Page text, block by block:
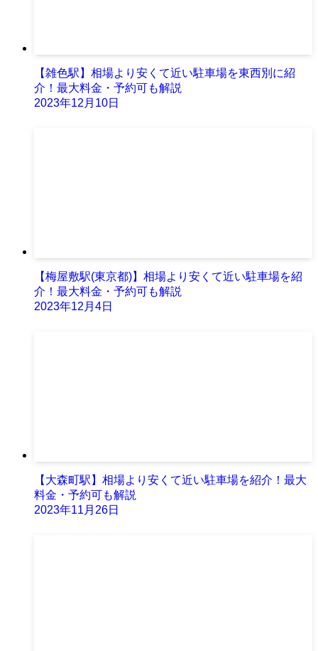
【雑色駅】相場より安くて近い駐車場を東西別に紹
介！最大料金・予約可も解説
2023年12月10日
【梅屋敷駅(東京都)】相場より安くて近い駐車場を紹
介！最大料金・予約可も解説
2023年12月4日
【大森町駅】相場より安くて近い駐車場を紹介！最大
料金・予約可も解説
2023年11月26日